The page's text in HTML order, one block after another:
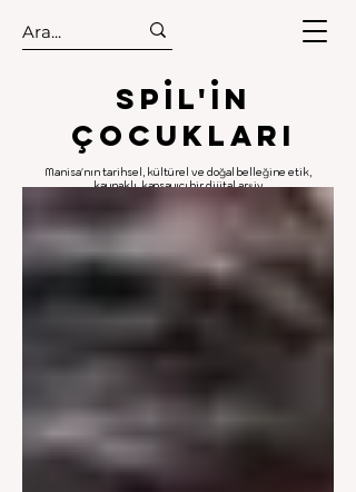
.
.
Spıl'in
Çocukları
Manisa'nın tarihsel, kültürel ve doğal belleğine etik,
kaynaklı, kapsayıcı bir dijital arşiv